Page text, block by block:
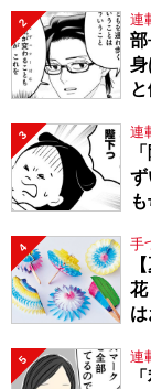
2 連
部
身
3 連
4 手
花
5 連